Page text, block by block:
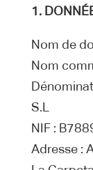
1.
Nom de
Nom
S.L
NIF :
Adresse :